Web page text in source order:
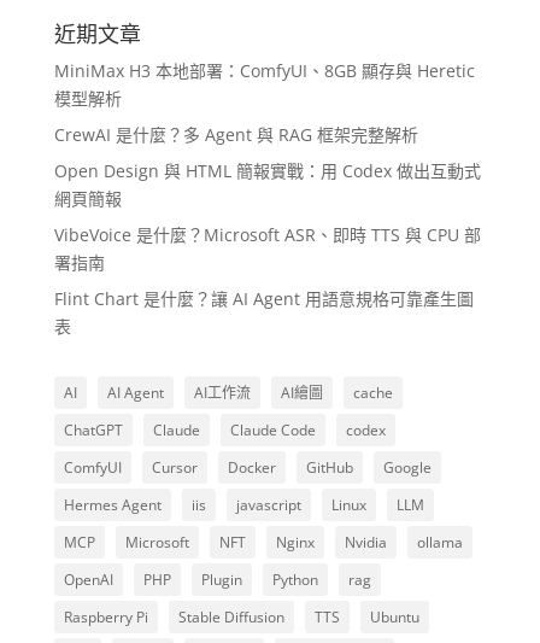
近期文章
MiniMax H3 本地部署：ComfyUI、8GB 顯存與 Heretic
模型解析
CrewAI 是什麼？多 Agent 與 RAG 框架完整解析
Open Design 與 HTML 簡報實戰：用 Codex 做出互動式
網頁簡報
VibeVoice 是什麼？Microsoft ASR、即時 TTS 與 CPU 部
署指南
Flint Chart 是什麼？讓 AI Agent 用語意規格可靠產生圖
表
AI AI Agent AI工作流 AI繪圖
cache
ChatGPT
Claude Claude Code
codex
ComfyUI
Cursor Docker GitHub
Google
Hermes Agent
iis javascript Linux
LLM
MCP
Microsoft NFT Nginx Nvidia
ollama
OpenAI
PHP Plugin Python
rag
Raspberry Pi
Stable Diffusion TTS Ubuntu